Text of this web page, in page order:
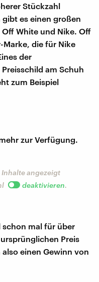
Stückzahl
es einen großen
White und Nike. Off
Marke, die für Nike
der
am Schuh
zum Beispiel
zur Verfügung.
angezeigt
deaktivieren.
schon mal für über
Preis
einen Gewinn von